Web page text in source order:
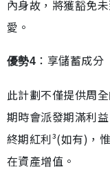
內身故，將獲豁免
愛。
優勢4 ：享儲蓄成
此計劃不僅提供周
期時會派發期滿利
終期紅利³(如有)，
在資產增值。